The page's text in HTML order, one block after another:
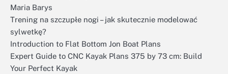
Maria Barys
Trening na szczupłe nogi – jak skutecznie modelować
sylwetkę?
Introduction to Flat Bottom Jon Boat Plans
Expert Guide to CNC Kayak Plans 375 by 73 cm: Build
Your Perfect Kayak